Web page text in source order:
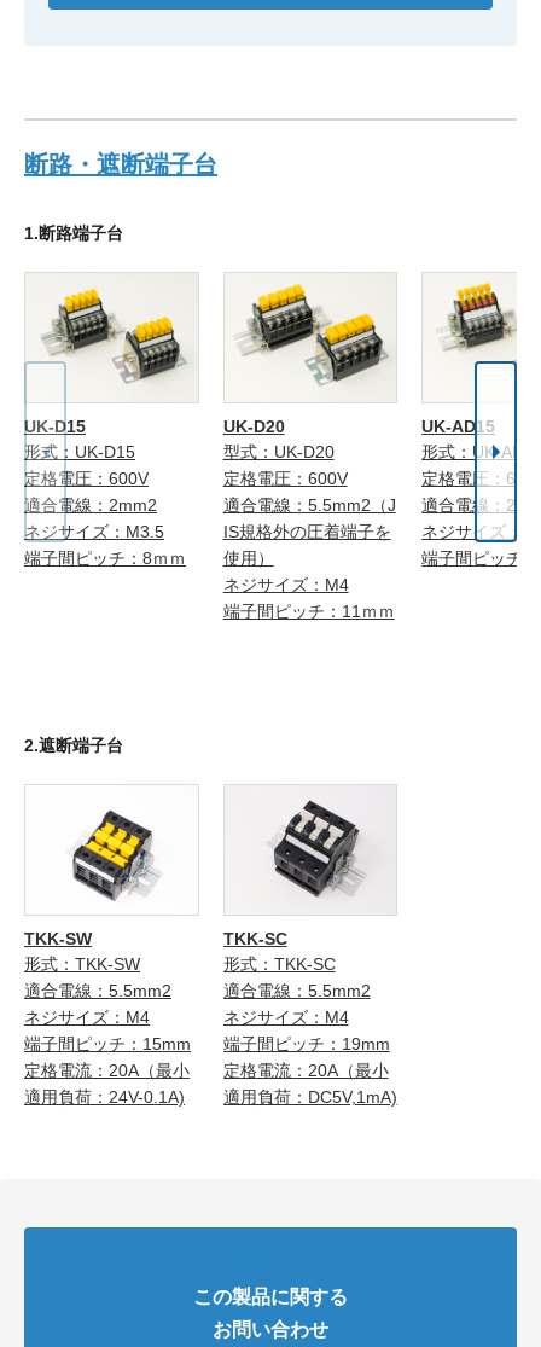
断路・遮断端子台
1.断路端子台
UK-D15
形式：UK-D15
定格電圧：600V
適合電線：2mm2
ネジサイズ：M3.5
端子間ピッチ：8ｍｍ
UK-D20
型式：UK-D20
定格電圧：600V
適合電線：5.5mm2（J
IS規格外の圧着端子を
使用）
ネジサイズ：M4
端子間ピッチ：11ｍｍ
UK-AD15
形式：UK-
定格電圧：
適合電線：
ネジサイズ：
端子間ピッチ
2.遮断端子台
TKK-SW
形式：TKK-SW
適合電線：5.5mm2
ネジサイズ：M4
端子間ピッチ：15mm
定格電流：20A（最小
適用負荷：24V-0.1A)
TKK-SC
形式：TKK-SC
適合電線：5.5mm2
ネジサイズ：M4
端子間ピッチ：19mm
定格電流：20A（最小
適用負荷：DC5V,1mA)
この製品に関する
お問い合わせ